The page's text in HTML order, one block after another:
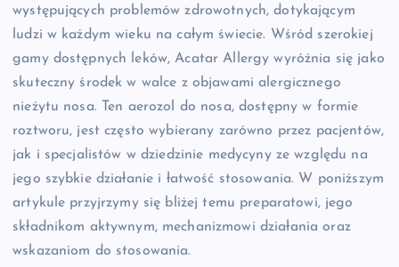
występujących problemów zdrowotnych, dotykającym
ludzi w każdym wieku na całym świecie. Wśród szerokiej
gamy dostępnych leków, Acatar Allergy wyróżnia się jako
skuteczny środek w walce z objawami alergicznego
nieżytu nosa. Ten aerozol do nosa, dostępny w formie
roztworu, jest często wybierany zarówno przez pacjentów,
jak i specjalistów w dziedzinie medycyny ze względu na
jego szybkie działanie i łatwość stosowania. W poniższym
artykule przyjrzymy się bliżej temu preparatowi, jego
składnikom aktywnym, mechanizmowi działania oraz
wskazaniom do stosowania.